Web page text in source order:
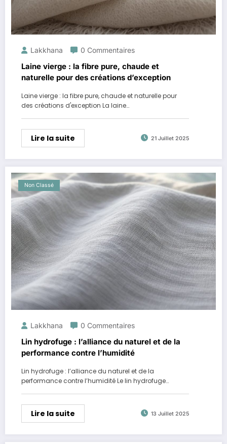
Lakkhana 0 Commentaires
Laine vierge : la fibre pure, chaude et
naturelle pour des créations d’exception
Laine vierge : la fibre pure, chaude et naturelle pour
des créations d'exception La laine…
Lire la suite 21 Juillet 2025
Non Classé
Lakkhana 0 Commentaires
Lin hydrofuge : l’alliance du naturel et de la
performance contre l’humidité
Lin hydrofuge : l’alliance du naturel et de la
performance contre l’humidité Le lin hydrofuge…
Lire la suite 13 Juillet 2025